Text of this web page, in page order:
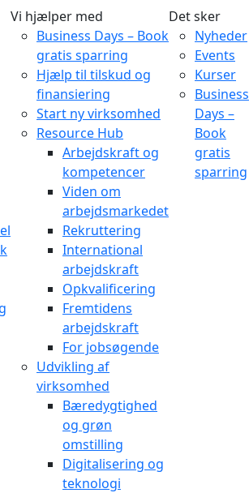
Vi hjælper med
Business Days – Book
gratis sparring
Hjælp til tilskud og
finansiering
Start ny virksomhed
Resource Hub
Arbejdskraft og
kompetencer
Viden om
arbejdsmarkedet
Rekruttering
International
arbejdskraft
Opkvalificering
Fremtidens
arbejdskraft
For jobsøgende
Udvikling af
virksomhed
Bæredygtighed
og grøn
omstilling
Digitalisering og
teknologi
Det sker
Nyheder
Events
Kurser
Business
Days –
Book
gratis
sparring